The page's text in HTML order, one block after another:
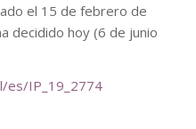
el 15 de febrero de
decidido hoy (6 de junio
es/IP_19_2774